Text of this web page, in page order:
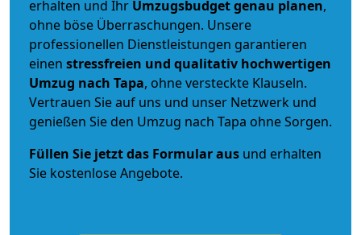
erhalten und Ihr Umzugsbudgetgenau planen,
ohne böse Überraschungen. Unsere
professionellen Dienstleistungen garantieren
einen stressfreien und qualitativ hochwertigen
Umzug nach Tapa, ohne versteckte Klauseln.
Vertrauen Sie auf uns und unser Netzwerk und
genießen Sie den Umzug nach Tapa ohne Sorgen.
Füllen Sie jetzt das Formular aus und erhalten
Sie kostenlose Angebote.